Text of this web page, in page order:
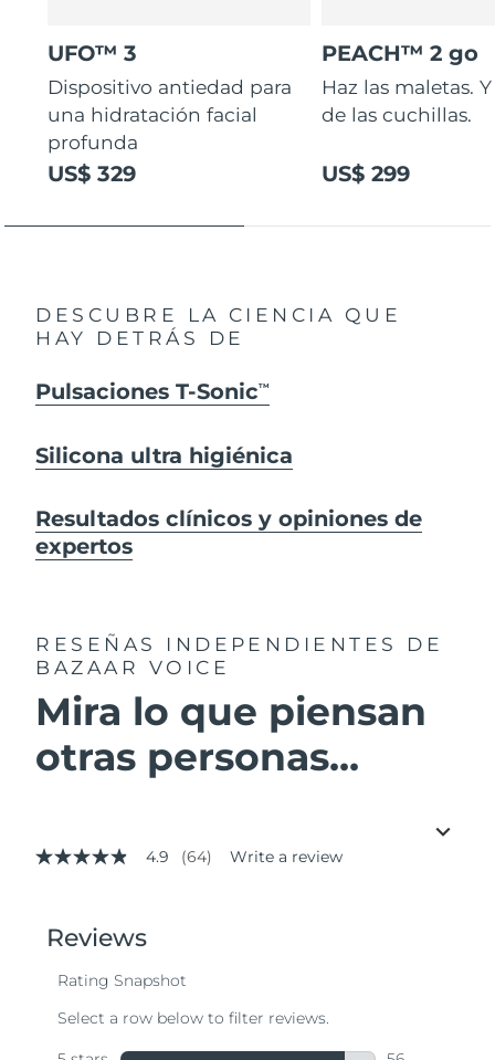
UFO™ 3
Dispositivo antiedad para
una hidratación facial
profunda
US$ 329
PEACH™ 2 go
Haz las maletas.
de las cuchillas.
US$ 299
DESCUBRE LA CIENCIA QUE
HAY DETRÁS DE
Pulsaciones T-SonicTM
Silicona ultra higiénica
Resultados clínicos y opiniones de
expertos
RESEÑAS INDEPENDIENTES
DE
BAZAAR VOICE
Mira lo que piensan
otras personas...
4.9
stars,
average
value.
4.9 (64) Write a review